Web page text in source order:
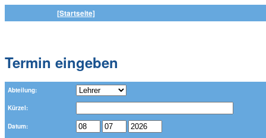
[Startseite]
Termin eingeben
Abteilung:
Kürzel:
Datum: